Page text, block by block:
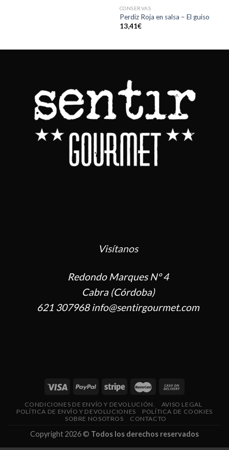
CONSERVAS
Perdiz Roja en salsa – El guiso
13,41€
Visítanos
Redondo Marques Nº 4
Cabra (Córdoba)
621 307968 info@sentirgourmet.com
CONDICIONES DE ENVÍO Y DEVOLUCIÓN.
AVISO LEGAL
POLÍTICA DE ENVÍO Y DEVOLUCIONES
POLÍTICA DE COOKIES
SOBRE NOSOTROS
CONTACTO
Copyright 2026 © Todos los derechos reservados